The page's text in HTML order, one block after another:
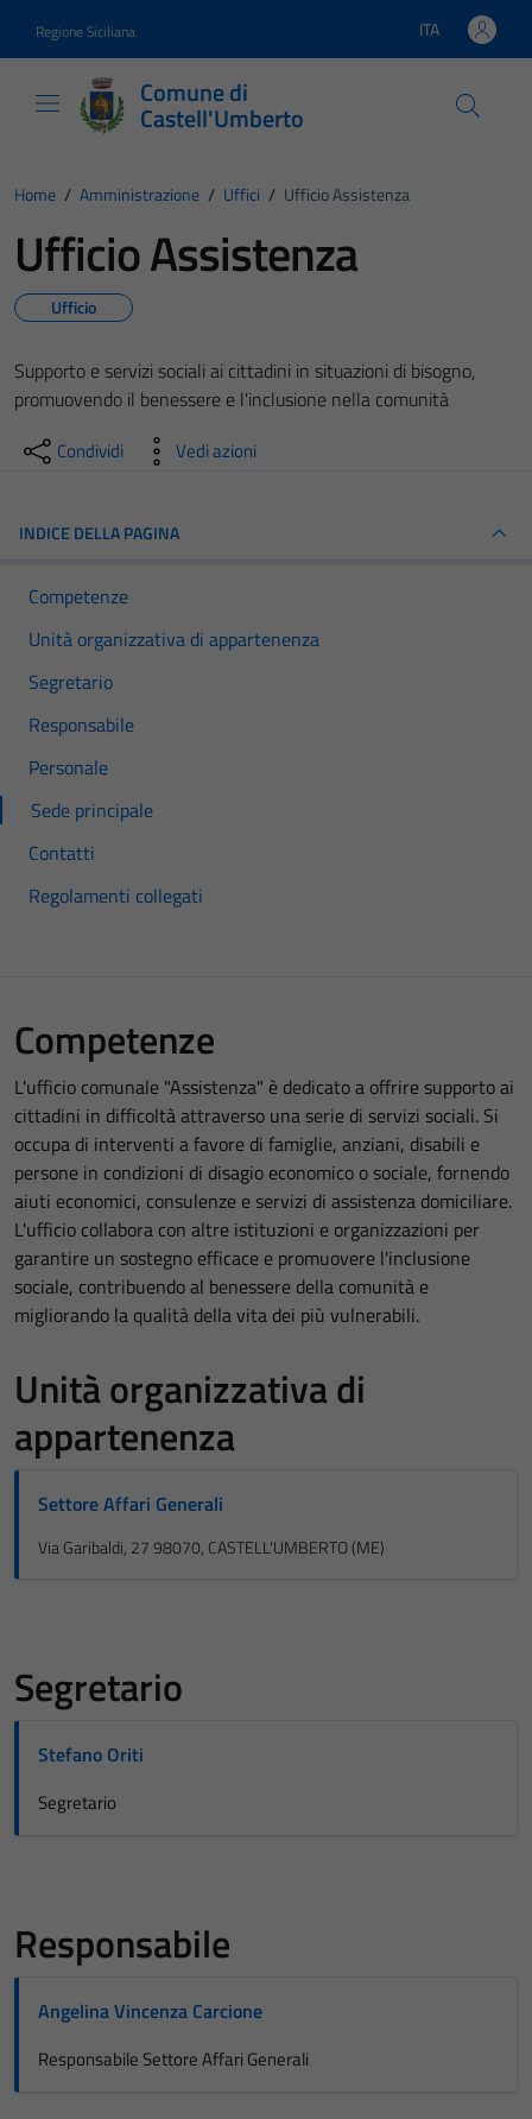
Regione Siciliana Lingua attiva:
ITA
Comune di
Castell'Umberto
Home / Amministrazione / Uffici / Ufficio Assistenza
Ufficio Assistenza
Ufficio
Supporto e servizi sociali ai cittadini in situazioni di bisogno,
promuovendo il benessere e l'inclusione nella comunità
Condividi Vedi azioni
INDICE DELLA PAGINA
Competenze
Unità organizzativa di appartenenza
Segretario
Responsabile
Personale
Sede principale
Contatti
Regolamenti collegati
Competenze
L'ufficio comunale "Assistenza" è dedicato a offrire supporto ai
cittadini in difficoltà attraverso una serie di servizi sociali. Si
occupa di interventi a favore di famiglie, anziani, disabili e
persone in condizioni di disagio economico o sociale, fornendo
aiuti economici, consulenze e servizi di assistenza domiciliare.
L'ufficio collabora con altre istituzioni e organizzazioni per
garantire un sostegno efficace e promuovere l'inclusione
sociale, contribuendo al benessere della comunità e
migliorando la qualità della vita dei più vulnerabili.
Unità organizzativa di
appartenenza
Settore Affari Generali
Via Garibaldi, 27 98070, CASTELL'UMBERTO (ME)
Segretario
Stefano Oriti
Segretario
Responsabile
Angelina Vincenza Carcione
Responsabile Settore Affari Generali